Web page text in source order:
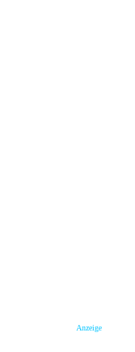
Anzeige